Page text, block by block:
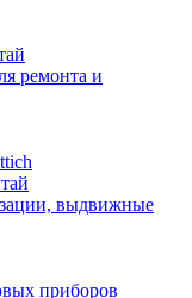
ремонта и
выдвижные
приборов